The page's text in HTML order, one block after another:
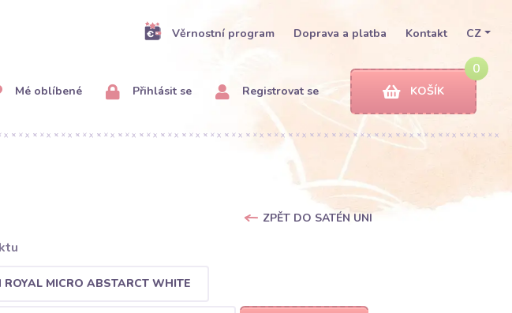
Věrnostní program Doprava a platba Kontakt CZ
Mé oblíbené Přihlásit se Registrovat se
0
KOŠÍK
ZPĚT DO SATÉN UNI
ROYAL MICRO ABSTARCT WHITE